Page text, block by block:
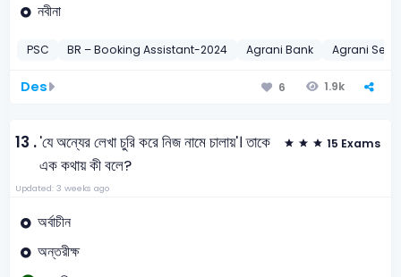
নবীনা
PSC BR – Booking Assistant-2024 Agrani Bank Agrani
Des 6 1.9k
13 .'যে অন্যের লেখা চুরি করে নিজ নামে চালায়'। তাকে
এক কথায় কী বলে?
15 Exams
Updated: 3 weeks ago
অর্বাচীন
অন্তরীক্ষ